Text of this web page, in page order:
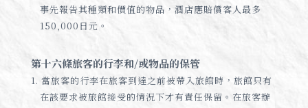
事先報告其種類和價值的物品，酒店應賠償客人最多
150,000日元。
第十六條旅客的行李和/或物品的保管
1. 當旅客的行李在旅客到達之前被帶入旅館時，旅館只有
在該要求被旅館接受的情況下才有責任保留。在旅客辦